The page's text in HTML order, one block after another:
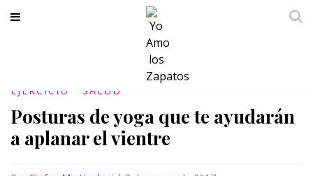
EJERCICIO SALUD
Posturas de yoga que te ayudarán
a aplanar el vientre